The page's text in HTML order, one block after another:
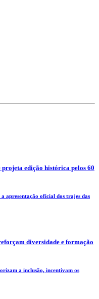
edição histórica pelos 60
apresentação oficial dos trajes das
diversidade e formação
a inclusão, incentivam os